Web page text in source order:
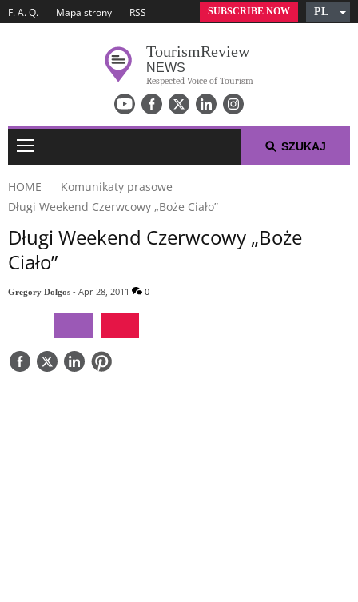
F. A. Q. Mapa strony RSS PL
Spanish
French
SUBSCRIBE NOW
TourismReview
NEWS
Respected Voice of Tourism
PODRÓŻNICZA TOP 10-TKA
O NAS
SZUKAJ
HOME
Komunikaty prasowe
Długi Weekend Czerwcowy „Boże Ciało”
Długi Weekend Czerwcowy „Boże
Ciało”
Gregory Dolgos - Apr 28, 2011 0